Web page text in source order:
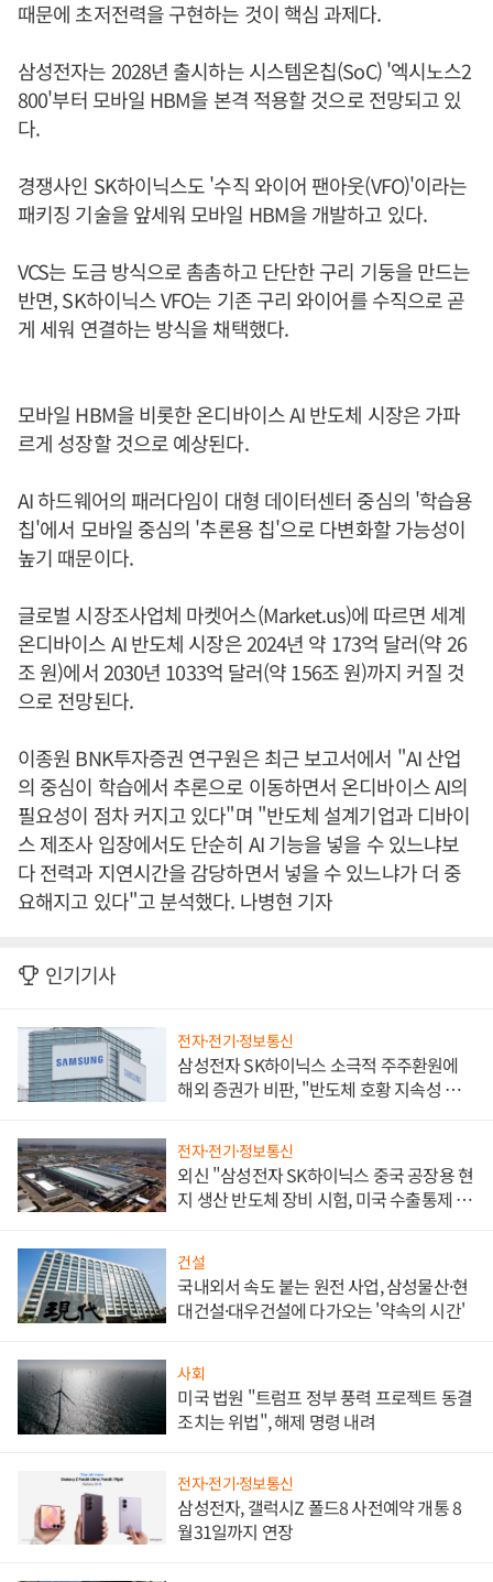
때문에 초저전력을 구현하는 것이 핵심 과제다.
삼성전자는 2028년 출시하는 시스템온칩(SoC) '엑시노스2
800'부터 모바일 HBM을 본격 적용할 것으로 전망되고 있
다.
경쟁사인 SK하이닉스도 '수직 와이어 팬아웃(VFO)'이라는
패키징 기술을 앞세워 모바일 HBM을 개발하고 있다.
VCS는 도금 방식으로 촘촘하고 단단한 구리 기둥을 만드는
반면, SK하이닉스 VFO는 기존 구리 와이어를 수직으로 곧
게 세워 연결하는 방식을 채택했다.
모바일 HBM을 비롯한 온디바이스 AI 반도체 시장은 가파
르게 성장할 것으로 예상된다.
AI 하드웨어의 패러다임이 대형 데이터센터 중심의 '학습용
칩'에서 모바일 중심의 '추론용 칩'으로 다변화할 가능성이
높기 때문이다.
글로벌 시장조사업체 마켓어스(Market.us)에 따르면 세계
온디바이스 AI 반도체 시장은 2024년 약 173억 달러(약 26
조 원)에서 2030년 1033억 달러(약 156조 원)까지 커질 것
으로 전망된다.
이종원 BNK투자증권 연구원은 최근 보고서에서 "AI 산업
의 중심이 학습에서 추론으로 이동하면서 온디바이스 AI의
필요성이 점차 커지고 있다"며 "반도체 설계기업과 디바이
스 제조사 입장에서도 단순히 AI 기능을 넣을 수 있느냐보
다 전력과 지연시간을 감당하면서 넣을 수 있느냐가 더 중
요해지고 있다"고 분석했다. 나병현 기자
인기기사
전자·전기·정보통신
삼성전자 SK하이닉스 소극적 주주환원에
해외 증권가 비판, "반도체 호황 지속성 의
전자·전기·정보통신
외신 "삼성전자 SK하이닉스 중국 공장용 현
지 생산 반도체 장비 시험, 미국 수출통제 대
건설
국내외서 속도 붙는 원전 사업, 삼성물산·현
대건설·대우건설에 다가오는 '약속의 시간'
사회
미국 법원 "트럼프 정부 풍력 프로젝트 동결
조치는 위법", 해제 명령 내려
전자·전기·정보통신
삼성전자, 갤럭시Z 폴드8 사전예약 개통 8
월31일까지 연장